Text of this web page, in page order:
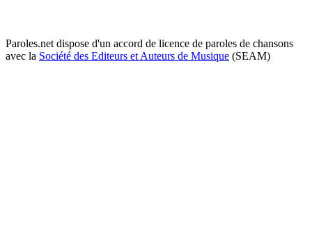
Paroles.net dispose d'un accord de licence de paroles de chansons
avec la Société des Editeurs et Auteurs de Musique (SEAM)